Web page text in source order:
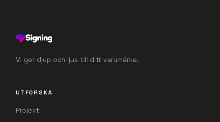
Vi ger djup och ljus till ditt varumärke.
UTFORSKA
Projekt